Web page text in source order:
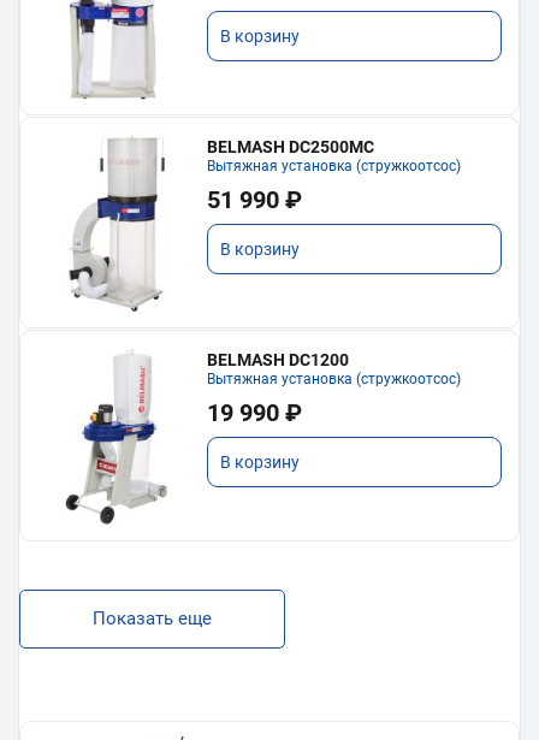
В корзину
BELMASH DC2500MC
Вытяжная установка (стружкоотсос)
51 990 ₽
В корзину
BELMASH DC1200
Вытяжная установка (стружкоотсос)
19 990 ₽
В корзину
Показать еще